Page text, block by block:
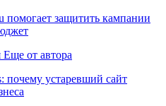
защитить кампании
Еще от автора
почему устаревший сайт